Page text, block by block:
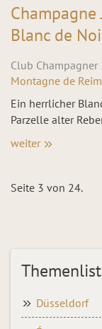
Champagne
Blanc de
Club Champagner
Montagne de
Ein herrlicher
Parzelle alter
weiter
Seite 3 von 24.
Düsseldorf